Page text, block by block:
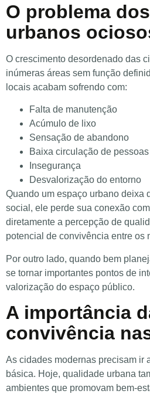
O problema
urbanos
O crescimento desordenado das
inúmeras áreas sem função
locais acabam sofrendo com:
Falta de manutenção
Acúmulo de lixo
Sensação de abandono
Baixa circulação de pessoas
Insegurança
Desvalorização do entorno
Quando um espaço urbano deixa
social, ele perde sua conexão
diretamente a percepção de
potencial de convivência entre os
Por outro lado, quando bem
se tornar importantes pontos de
valorização do espaço público.
A importância
convivência
As cidades modernas precisam ir
básica. Hoje, qualidade urbana
ambientes que promovam bem-